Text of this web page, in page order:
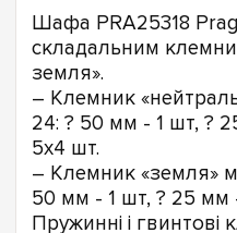
Шафа PRA25318
складальним
земля».
– Клемник
24: ? 50 мм - 1 шт, ?
5х4 шт.
– Клемник «земля»
50 мм - 1 шт, ? 25 мм
Пружинні і